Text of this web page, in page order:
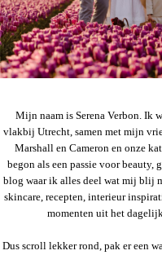
Mijn naam is Serena Verbon. Ik
vlakbij Utrecht, samen met mijn
Marshall en Cameron en onze
begon als een passie voor beauty,
blog waar ik alles deel wat mij blij
skincare, recepten, interieur
momenten uit het
Dus scroll lekker rond, pak er een